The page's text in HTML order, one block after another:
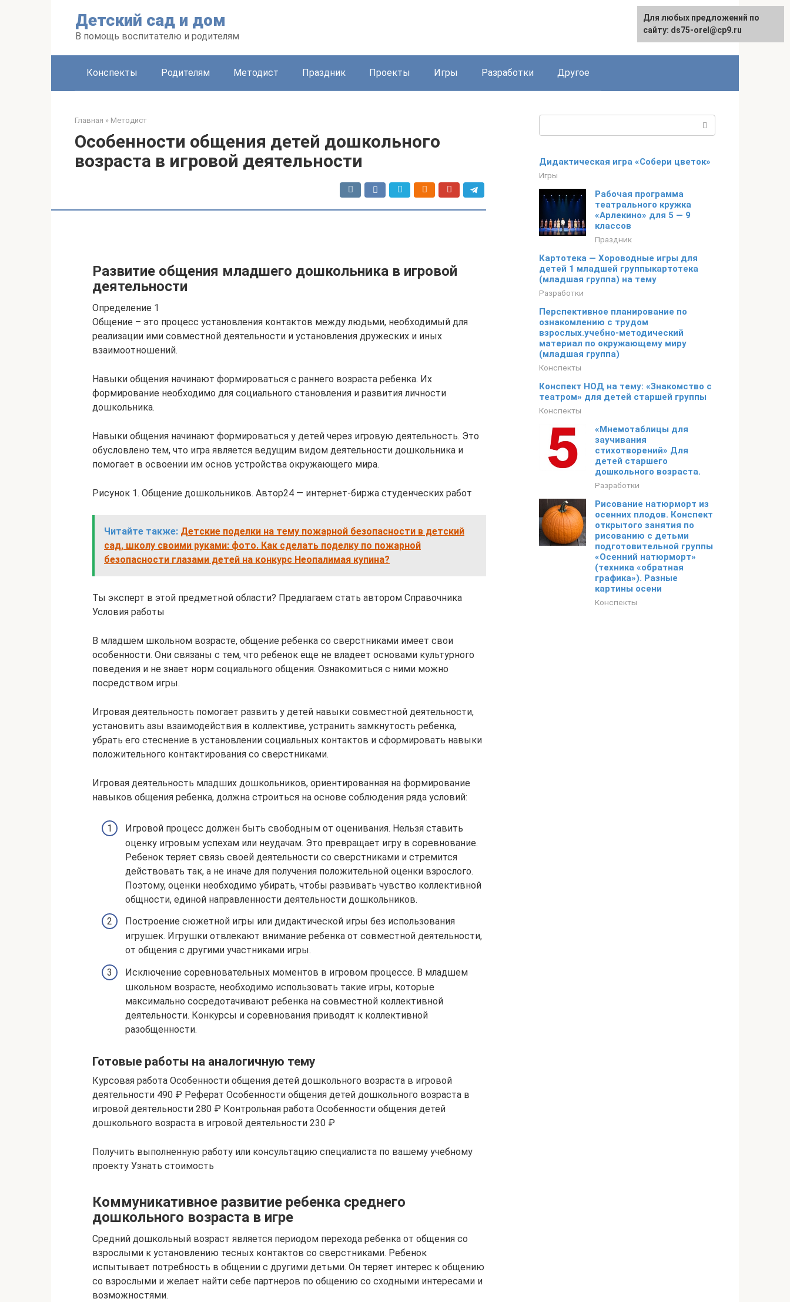
Детский сад и дом
В помощь воспитателю и родителям
Конспекты Родителям Методист Праздник Проекты Игры Разработки Другое
Главная » Методист
Особенности общения детей дошкольного
возраста в игровой деятельности
Развитие общения младшего дошкольника в игровой
деятельности
Определение 1
Общение – это процесс установления контактов между людьми, необходимый для
реализации ими совместной деятельности и установления дружеских и иных
взаимоотношений.
Навыки общения начинают формироваться с раннего возраста ребенка. Их
формирование необходимо для социального становления и развития личности
дошкольника.
Навыки общения начинают формироваться у детей через игровую деятельность. Это
обусловлено тем, что игра является ведущим видом деятельности дошкольника и
помогает в освоении им основ устройства окружающего мира.
Рисунок 1. Общение дошкольников. Автор24 — интернет-биржа студенческих работ
Читайте также: Детские поделки на тему пожарной безопасности в детский
сад, школу своими руками: фото. Как сделать поделку по пожарной
безопасности глазами детей на конкурс Неопалимая купина?
Ты эксперт в этой предметной области? Предлагаем стать автором Справочника
Условия работы
В младшем школьном возрасте, общение ребенка со сверстниками имеет свои
особенности. Они связаны с тем, что ребенок еще не владеет основами культурного
поведения и не знает норм социального общения. Ознакомиться с ними можно
посредством игры.
Игровая деятельность помогает развить у детей навыки совместной деятельности,
установить азы взаимодействия в коллективе, устранить замкнутость ребенка,
убрать его стеснение в установлении социальных контактов и сформировать навыки
положительного контактирования со сверстниками.
Игровая деятельность младших дошкольников, ориентированная на формирование
навыков общения ребенка, должна строиться на основе соблюдения ряда условий:
Игровой процесс должен быть свободным от оценивания. Нельзя ставить
оценку игровым успехам или неудачам. Это превращает игру в соревнование.
Ребенок теряет связь своей деятельности со сверстниками и стремится
действовать так, а не иначе для получения положительной оценки взрослого.
Поэтому, оценки необходимо убирать, чтобы развивать чувство коллективной
общности, единой направленности деятельности дошкольников.
Построение сюжетной игры или дидактической игры без использования
игрушек. Игрушки отвлекают внимание ребенка от совместной деятельности,
от общения с другими участниками игры.
Исключение соревновательных моментов в игровом процессе. В младшем
школьном возрасте, необходимо использовать такие игры, которые
максимально сосредотачивают ребенка на совместной коллективной
деятельности. Конкурсы и соревнования приводят к коллективной
разобщенности.
Готовые работы на аналогичную тему
Курсовая работа Особенности общения детей дошкольного возраста в игровой
деятельности 490 ₽ Реферат Особенности общения детей дошкольного возраста в
игровой деятельности 280 ₽ Контрольная работа Особенности общения детей
дошкольного возраста в игровой деятельности 230 ₽
Получить выполненную работу или консультацию специалиста по вашему учебному
проекту Узнать стоимость
Коммуникативное развитие ребенка среднего
дошкольного возраста в игре
Средний дошкольный возраст является периодом перехода ребенка от общения со
взрослыми к установлению тесных контактов со сверстниками. Ребенок
испытывает потребность в общении с другими детьми. Он теряет интерес к общению
со взрослыми и желает найти себе партнеров по общению со сходными интересами и
возможностями.
Дидактическая игра «Собери цветок»
Игры
Рабочая программа
театрального кружка
«Арлекино» для 5 — 9
классов
Праздник
Картотека — Хороводные игры для
детей 1 младшей группыкартотека
(младшая группа) на тему
Разработки
Перспективное планирование по
ознакомлению с трудом
взрослых.учебно-методический
материал по окружающему миру
(младшая группа)
Конспекты
Конспект НОД на тему: «Знакомство с
театром» для детей старшей группы
Конспекты
«Мнемотаблицы для
заучивания
стихотворений» Для
детей старшего
дошкольного возраста.
Разработки
Рисование натюрморт из
осенних плодов. Конспект
открытого занятия по
рисованию с детьми
подготовительной группы
«Осенний натюрморт»
(техника «обратная
графика»). Разные
картины осени
Конспекты
Для любых предложений по
сайту: ds75-orel@cp9.ru